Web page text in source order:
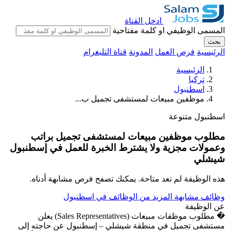
ادخل القناة
المسمى الوظيفي او كلمة مفتاحية
بحث
الرئيسية فرص العمل المدونة قناة التليغرام
الرئيسية
تركيا
اسطنبول
موظفين مبيعات لمستشفى تجميل ب...
اسطنبول متنوعة
مطلوب موظفين مبيعات لمستشفى تجميل براتب
وعمولات مجزية ولا يشترط الخبرة للعمل في إسطنبول
شيشلي
هذه الوظيفة لم تعد متاحة. يمكنك تصفح فرص مشابهة أدناه.
وظائف مشابهة المزيد من الوظائف في اسطنبول
عن الوظيفة
� مطلوب موظفات مبيعات (Sales Representatives) يعلن
مستشفى تجميل في منطقة شيشلي – إسطنبول عن حاجته إلى